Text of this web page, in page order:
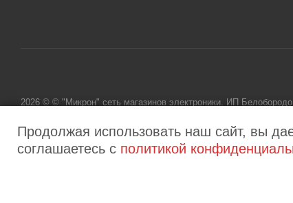
2026 © © "Микрон" сеть магазинов электроники. ИП
Продолжая использовать наш сайт, вы
соглашаетесь с политикой